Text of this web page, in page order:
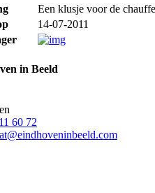
Een klusje voor de
14-07-2011
in Beeld
60 72